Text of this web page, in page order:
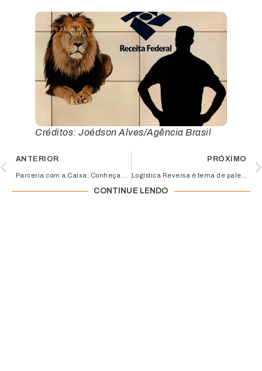
Créditos: Joédson Alves/Agência Brasil
ANTERIOR PRÓXIMO
CONTINUE LENDO